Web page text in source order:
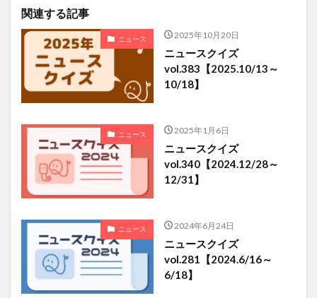
関連する記事
ニュース 2025年10月20日
ニュースクイズ
vol.383【2025.10/13～
10/18】
ニュース 2025年1月6日
ニュースクイズ
vol.340【2024.12/28～
12/31】
ニュース 2024年6月24日
ニュースクイズ
vol.281【2024.6/16～
6/18】